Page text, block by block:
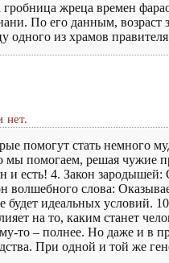
жреца времен
По его данным, возраст
одного из храмов
нет.
помогут стать немного
мы помогаем, решая чужие
и есть! 4. Закон
волшебного слова:
идеальных условий.
на то, каким станет
то – полнее. Но даже и в
При одной и той же